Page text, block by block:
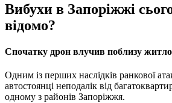
Вибухи в Запоріжжі
відомо?
Спочатку дрон влучив поблизу
Одним із перших наслідків ранкової
автостоянці неподалік від
одному з районів Запоріжжя.